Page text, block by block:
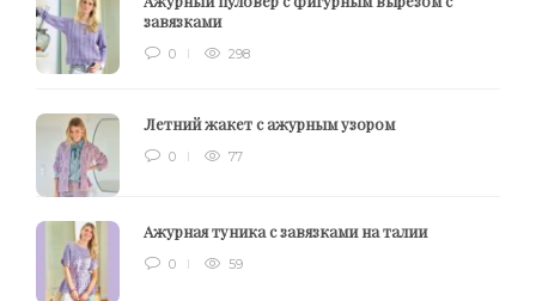
завязками
0 298
Летний жакет с ажурным узором
0 77
Ажурная туника с завязками на талии
0 59